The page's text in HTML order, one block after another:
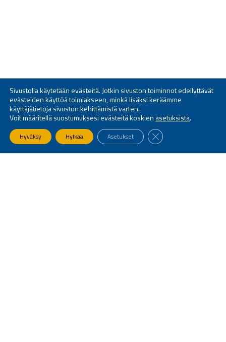
Sivustolla käytetään evästeitä. Jotkin sivuston toiminnot edellyttävät
evästeiden käyttöä toimiakseen, minkä lisäksi keräämme
käyttäjätietoja sivuston kehittämistä varten.
Voit määritellä suostumuksesi evästeitä koskien asetuksista.
Hyväksy Hylkää Asetukset SULJE